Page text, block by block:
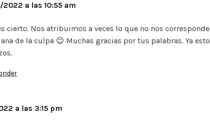
2022 a las 10:55 am
cierto. Nos atribuimos a veces lo que no nos
de la culpa 😉 Muchas gracias por tus palabras. Ya
a las 3:15 pm